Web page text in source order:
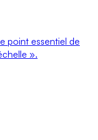
point essentiel de
».